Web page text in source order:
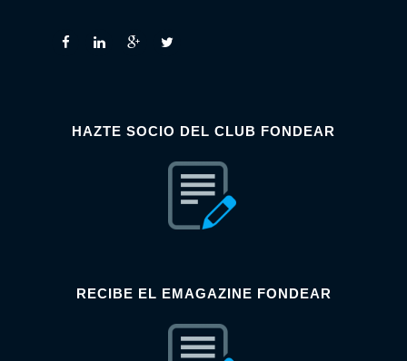
HAZTE SOCIO DEL CLUB FONDEAR
RECIBE EL EMAGAZINE FONDEAR